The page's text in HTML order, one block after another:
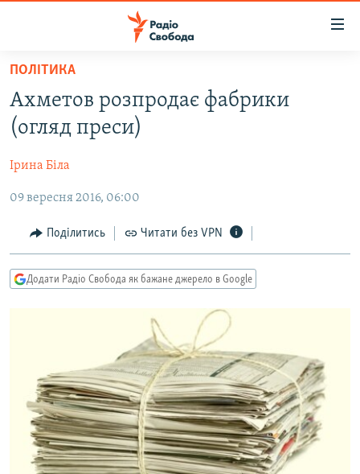
Перейти
основного
матеріалу
до
навігації
Перейти
пошуку
ВСЕ ЗА ДОБУ
СТАТТІ
ПОЛІТИКА
ЕКОНОМІКА
СУСПІЛЬСТВО
СПОРТ
ВІЙНА
РОСІЙСЬКА «ФІЛЬТРАЦІЯ»
ДОНБАС.РЕАЛІЇ
КРИМ.РЕАЛІЇ
ТИ ЯК?
МУЛЬТИМЕДІА
ФОТО
СПЕЦПРОЄКТИ
ПОДКАСТИ
ПОЛІТИКА
Ахметов розпродає фабрики
(огляд преси)
Ірина Біла
09 вересня 2016, 06:00
Поділитись Читати без VPN
Додати Радіо Свобода як бажане джерело в Google